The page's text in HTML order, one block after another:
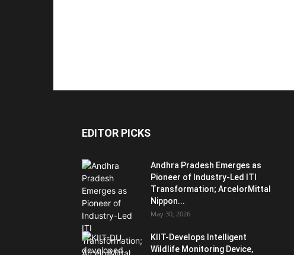
EDITOR PICKS
Andhra Pradesh Emerges as
Pioneer of Industry-Led ITI
Transformation; ArcelorMittal
Nippon...
May 30, 2026
KIIT-Develops Intelligent
Wildlife Monitoring Device,